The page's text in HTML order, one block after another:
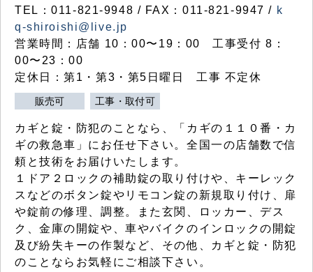
TEL：011-821-9948 / FAX：011-821-9947 / k
q-shiroishi@live.jp
営業時間：店舗 10：00〜19：00 工事受付 8：
00〜23：00
定休日：第1・第3・第5日曜日 工事 不定休
販売可 工事・取付可
カギと錠・防犯のことなら、「カギの１１０番・カ
ギの救急車」にお任せ下さい。全国一の店舗数で信
頼と技術をお届けいたします。
１ドア２ロックの補助錠の取り付けや、キーレック
スなどのボタン錠やリモコン錠の新規取り付け、扉
や錠前の修理、調整。また玄関、ロッカー、デス
ク、金庫の開錠や、車やバイクのインロックの開錠
及び紛失キーの作製など、その他、カギと錠・防犯
のことならお気軽にご相談下さい。